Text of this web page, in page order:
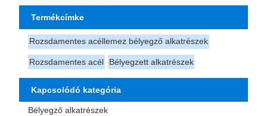
Termékcímke
Rozsdamentes acéllemez bélyegző alkatrészek
Rozsdamentes acél Bélyegzett alkatrészek
Kapcsolódó kategória
Bélyegző alkatrészek